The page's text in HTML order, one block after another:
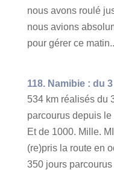
nous avons roulé
nous avions
pour gérer ce
118. Namibie : du
534 km réalisés du
parcourus depuis
Et de 1000. Mille.
(re)pris la route en
350 jours